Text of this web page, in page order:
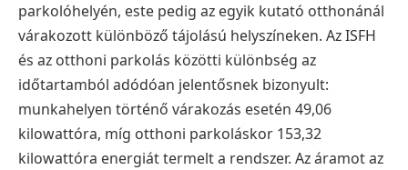
parkolóhelyén, este pedig az egyik kutató otthonánál
várakozott különböző tájolású helyszíneken. Az ISFH
és az otthoni parkolás közötti különbség az
időtartamból adódóan jelentősnek bizonyult:
munkahelyen történő várakozás esetén 49,06
kilowattóra, míg otthoni parkoláskor 153,32
kilowattóra energiát termelt a rendszer. Az áramot az